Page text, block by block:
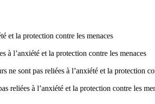
et la protection contre les menaces
à l’anxiété et la protection contre les menaces
ne sont pas reliées à l’anxiété et la protection
reliées à l’anxiété et la protection contre les